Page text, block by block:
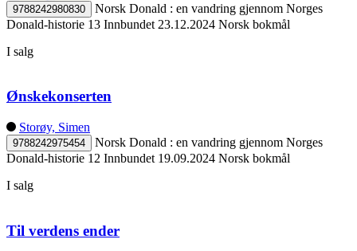
9788242980830
Norsk Donald : en vandring gjennom Norges
Donald-historie 13 Innbundet 23.12.2024 Norsk bokmål
I salg
Ønskekonserten
Storøy, Simen
9788242975454
Norsk Donald : en vandring gjennom Norges
Donald-historie 12 Innbundet 19.09.2024 Norsk bokmål
I salg
Til verdens ender